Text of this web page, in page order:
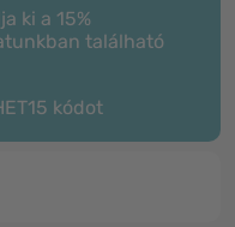
ki a 15%
található
kódot